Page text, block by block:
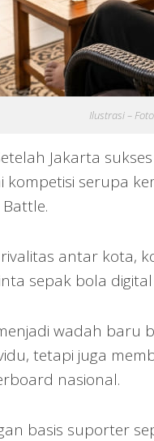
Ilustrasi –
Jakarta
kompetisi serupa
antar kota,
sepak bola
wadah baru
tetapi juga
nasional.
basis suporter